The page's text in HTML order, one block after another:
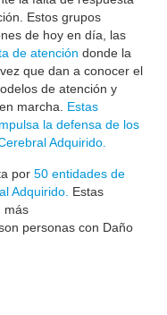
Estos grupos
de hoy en día, las
de atención donde la
que dan a conocer el
de atención y
marcha. Estas
la defensa de los
Adquirido.
por 50 entidades de
Adquirido. Estas
más
personas con Daño